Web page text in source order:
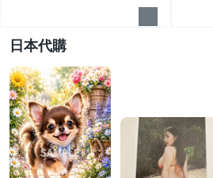
日本代購